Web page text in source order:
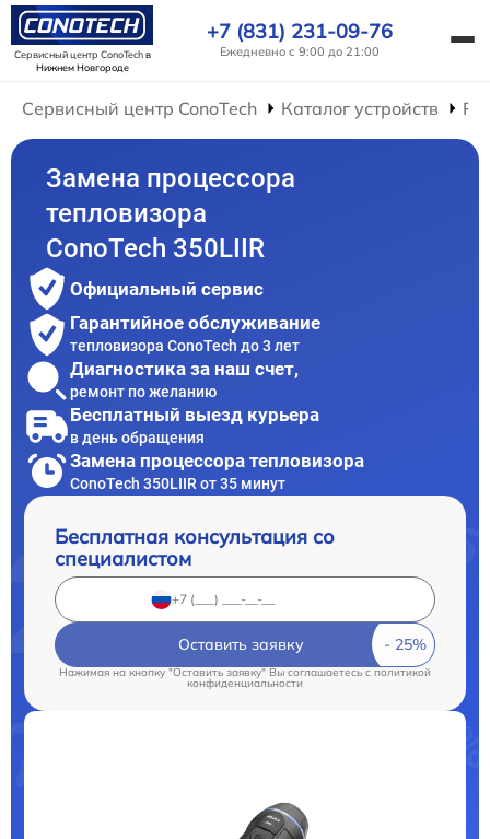
Сервисный центр ConoTechв
Нижнем Новгороде
+7 (831) 231-09-76
Ежедневно с 9:00 до 21:00
Сервисный центр ConoTech Каталог устройств
Замена процессора
тепловизора
ConoTech 350LIIR
Официальный сервис
Гарантийное обслуживание
тепловизора ConoTech до 3 лет
Диагностика за наш счет,
ремонт по желанию
Бесплатный выезд курьера
в день обращения
Замена процессора тепловизора
ConoTech 350LIIR от 35 минут
Бесплатная консультация со
специалистом
Оставить заявку
Нажимая на кнопку "Оставить заявку" Вы соглашаетесь cполитикой
конфиденциальности